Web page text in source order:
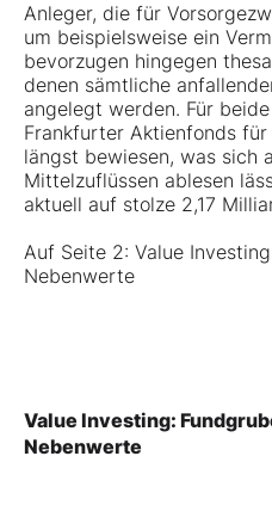
Anleger, die für
um beispielsweise ein
bevorzugen hingegen
denen sämtliche
angelegt werden. Für
Frankfurter Aktienfonds
längst bewiesen, was sich
Mittelzuflüssen ablesen
aktuell auf stolze 2,17
Auf Seite 2: Value
Nebenwerte
Value Investing:
Nebenwerte